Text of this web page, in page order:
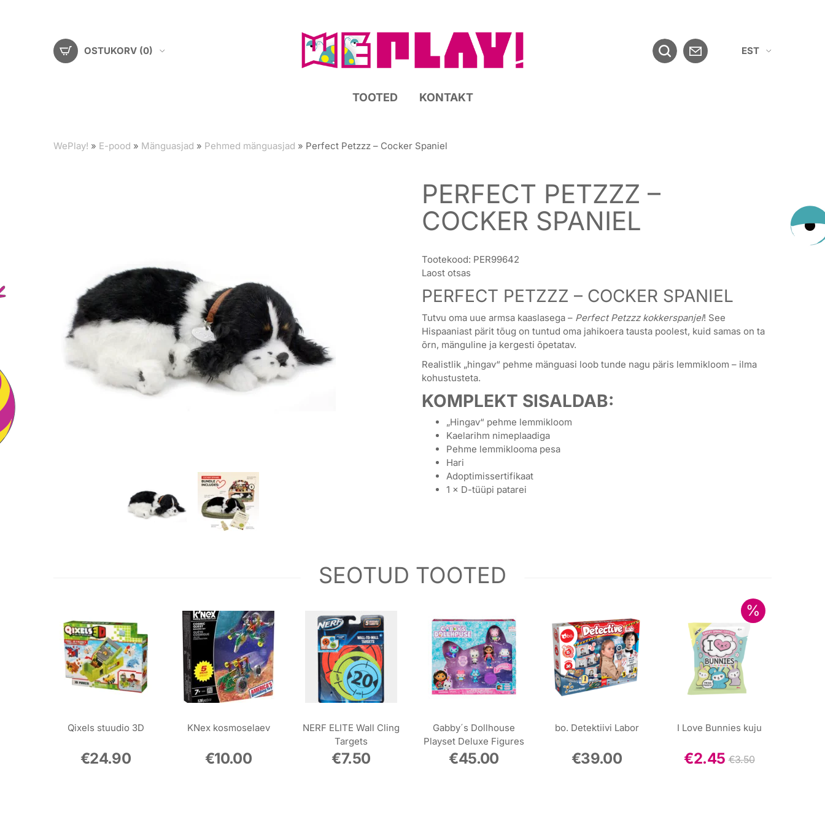
OSTUKORV (0)
EST
TOOTED KONTAKT
WePlay! » E-pood » Mänguasjad » Pehmed mänguasjad » Perfect Petzzz – Cocker Spaniel
PERFECT PETZZZ –
COCKER SPANIEL
Tootekood: PER99642
Laost otsas
PERFECT PETZZZ – COCKER SPANIEL
Tutvu oma uue armsa kaaslasega – Perfect Petzzz kokkerspanjel! See
Hispaaniast pärit tõug on tuntud oma jahikoera tausta poolest, kuid samas on ta
õrn, mänguline ja kergesti õpetatav.
Realistlik „hingav“ pehme mänguasi loob tunde nagu päris lemmikloom – ilma
kohustusteta.
KOMPLEKT SISALDAB:
„Hingav“ pehme lemmikloom
Kaelarihm nimeplaadiga
Pehme lemmiklooma pesa
Hari
Adoptimissertifikaat
1 × D-tüüpi patarei
SEOTUD TOOTED
Qixels stuudio 3D
€24.90
KNex kosmoselaev
€10.00
NERF ELITE Wall Cling
Targets
€7.50
Gabby´s Dollhouse
Playset Deluxe Figures
€45.00
bo. Detektiivi Labor
€39.00
I Love Bunnies kuju
€2.45 €3.50